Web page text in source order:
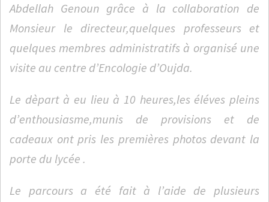
Abdellah Genoun grâce à la collaboration de
Monsieur le directeur,quelques professeurs et
quelques membres administratifs à organisé une
visite au centre d’Encologie d’Oujda.
Le dèpart à eu lieu à 10 heures,les éléves pleins
d’enthousiasme,munis de provisions et de
cadeaux ont pris les premières photos devant la
porte du lycée .
Le parcours a été fait à l’aide de plusieurs